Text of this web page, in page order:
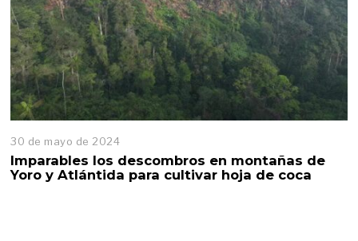
30 de mayo de 2024
0
d
e
Imparables los descombros en montañas de
Yoro y Atlántida para cultivar hoja de coca